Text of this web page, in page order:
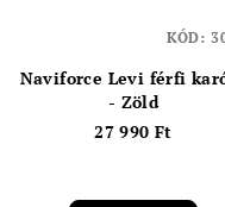
Naviforce Levi férfi
- Zöld
27 990 Ft
KÓD: